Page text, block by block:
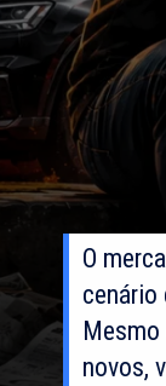
O
cenário
Mesmo
novos,
O
cenário
Mesmo
novos,